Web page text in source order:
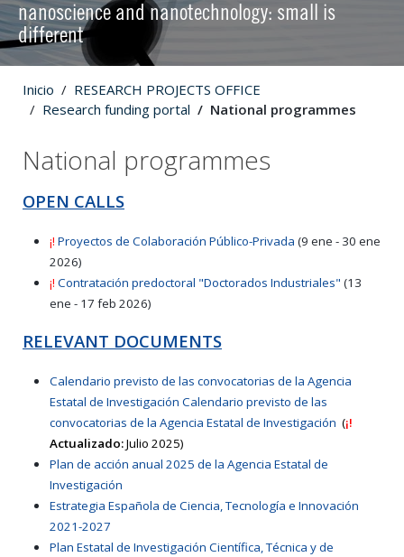
nanoscience and nanotechnology: small is
different
Inicio
RESEARCH PROJECTS OFFICE
Research funding portal
National programmes
National programmes
OPEN CALLS
¡! Proyectos de Colaboración Público-Privada (9 ene - 30 ene
2026)
¡! Contratación predoctoral "Doctorados Industriales" (13
ene - 17 feb 2026)
RELEVANT DOCUMENTS
Calendario previsto de las convocatorias de la Agencia
Estatal de Investigación Calendario previsto de las
convocatorias de la Agencia Estatal de Investigación (¡!
Actualizado:Julio 2025)
Plan de acción anual 2025 de la Agencia Estatal de
Investigación
Estrategia Española de Ciencia, Tecnología e Innovación
2021-2027
Plan Estatal de Investigación Científica, Técnica y de